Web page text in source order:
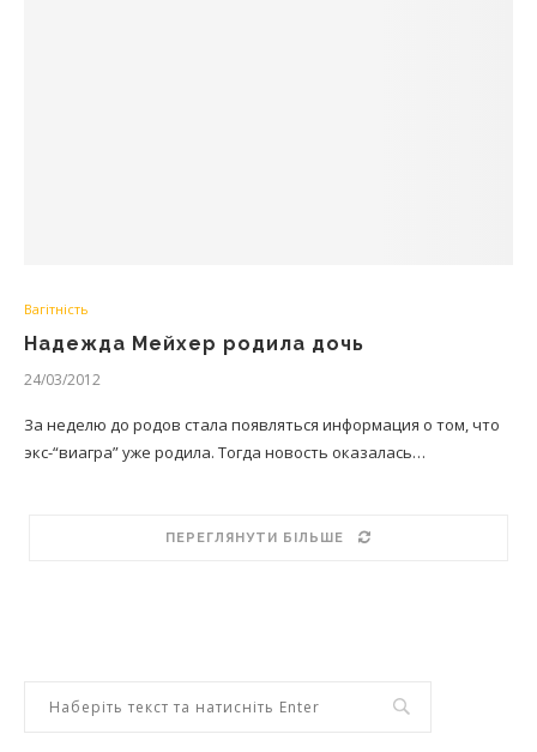
Вагітність
Надежда Мейхер родила дочь
24/03/2012
За неделю до родов стала появляться информация о том, что
экс-“виагра” уже родила. Тогда новость оказалась…
ПЕРЕГЛЯНУТИ БІЛЬШЕ